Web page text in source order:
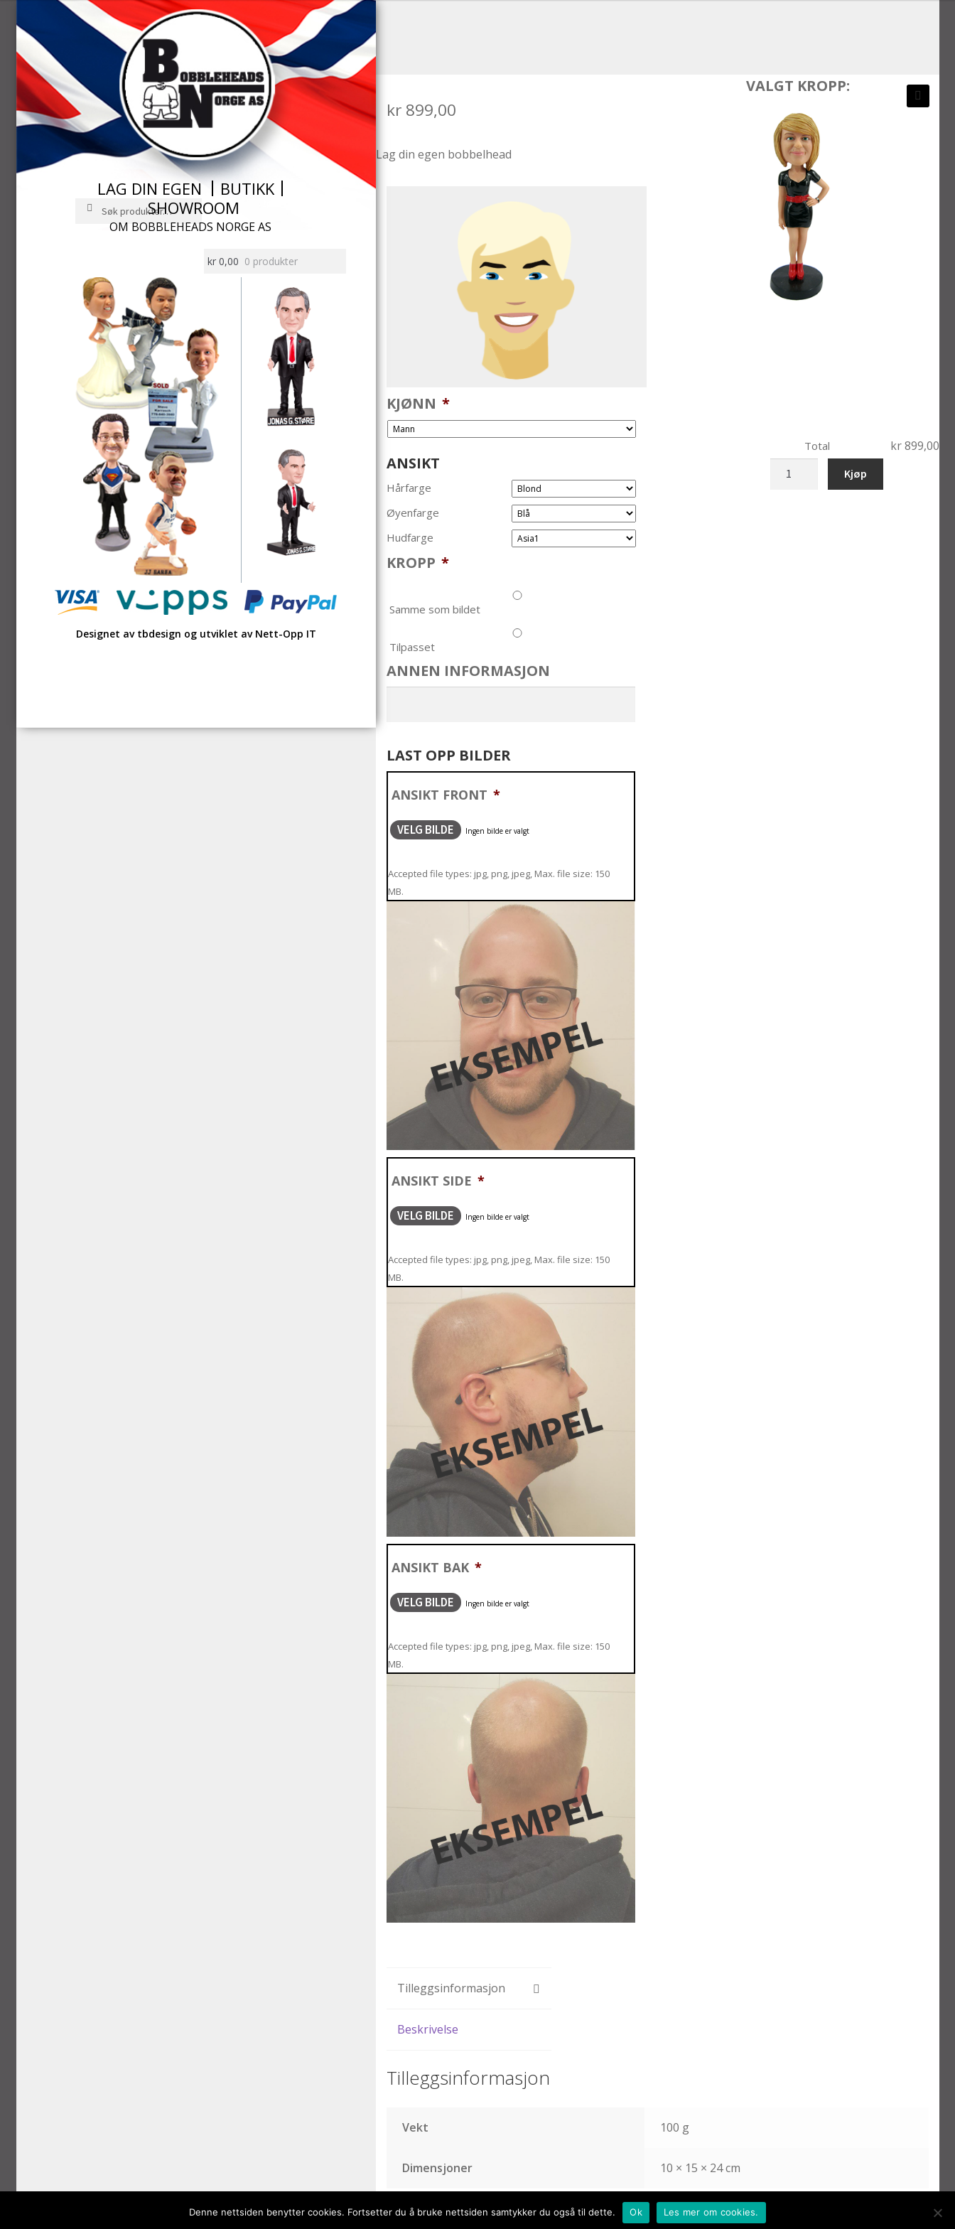
navigasjon
innhold
Søk
Søk
LAG DIN EGEN
BUTIKK
SHOWROOM
OM BOBBLEHEADS NORGE AS
kr0,00 0 produkter
Designet av tbdesign og utviklet av Nett-Opp IT
kr899,00
Lag din egen bobbelhead
KJØNN *
ANSIKT
Hårfarge
Øyenfarge
Hudfarge
KROPP *
Samme som bildet
Tilpasset
ANNEN INFORMASJON
LAST OPP BILDER
ANSIKT FRONT *
VELG BILDE
Accepted file types: jpg, png, jpeg, Max. file size: 150
MB.
ANSIKT SIDE *
VELG BILDE
Accepted file types: jpg, png, jpeg, Max. file size: 150
MB.
ANSIKT BAK *
VELG BILDE
Accepted file types: jpg, png, jpeg, Max. file size: 150
MB.
Total
kr 899,00
bobblehead
Kjøp
Tilleggsinformasjon
Beskrivelse
Tilleggsinformasjon
Vekt 100 g
Dimensjoner 10 × 15 × 24 cm
Denne nettsiden benytter cookies. Fortsetter du å bruke nettsiden samtykker du også til dette. Ok Les mer om cookies.